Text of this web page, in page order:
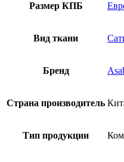
Размер КПБ
Вид ткани
Бренд
Страна производитель
Тип продукции